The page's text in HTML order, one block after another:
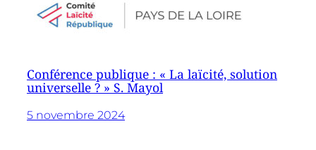
Conférence publique : « La laïcité, solution
universelle ? » S. Mayol
5 novembre 2024